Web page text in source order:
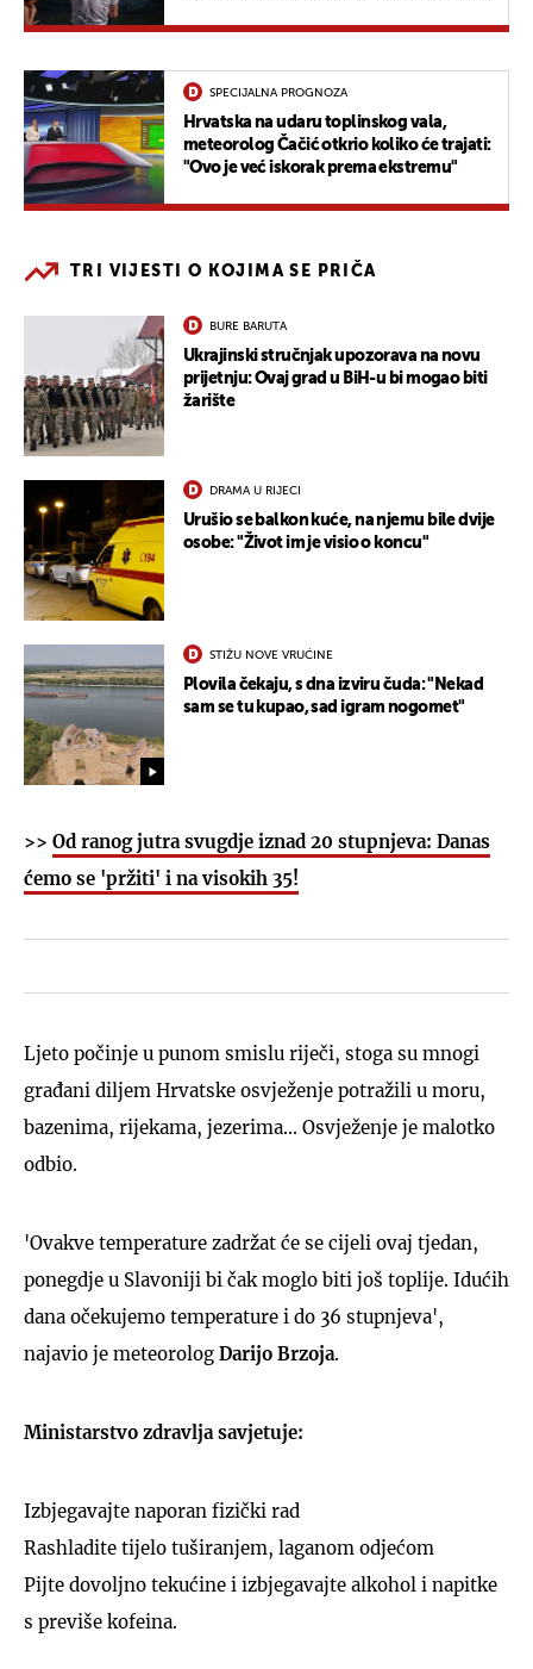
SPECIJALNA PROGNOZA
Hrvatska na udaru toplinskog vala,
meteorolog Čačić otkrio koliko će trajati:
"Ovo je već iskorak prema ekstremu"
TRI VIJESTI O KOJIMA SE PRIČA
BURE BARUTA
Ukrajinski stručnjak upozorava na novu
prijetnju: Ovaj grad u BiH-u bi mogao biti
žarište
DRAMA U RIJECI
Urušio se balkon kuće, na njemu bile dvije
osobe: "Život im je visio o koncu"
STIŽU NOVE VRUĆINE
Plovila čekaju, s dna izviru čuda: "Nekad
sam se tu kupao, sad igram nogomet"
>> Od ranog jutra svugdje iznad 20 stupnjeva: Danas
ćemo se 'pržiti' i na visokih 35!
Ljeto počinje u punom smislu riječi, stoga su mnogi
građani diljem Hrvatske osvježenje potražili u moru,
bazenima, rijekama, jezerima... Osvježenje je malotko
odbio.
'Ovakve temperature zadržat će se cijeli ovaj tjedan,
ponegdje u Slavoniji bi čak moglo biti još toplije. Idućih
dana očekujemo temperature i do 36 stupnjeva',
najavio je meteorolog Darijo Brzoja.
Ministarstvo zdravlja savjetuje:
Izbjegavajte naporan fizički rad
Rashladite tijelo tuširanjem, laganom odjećom
Pijte dovoljno tekućine i izbjegavajte alkohol i napitke
s previše kofeina.